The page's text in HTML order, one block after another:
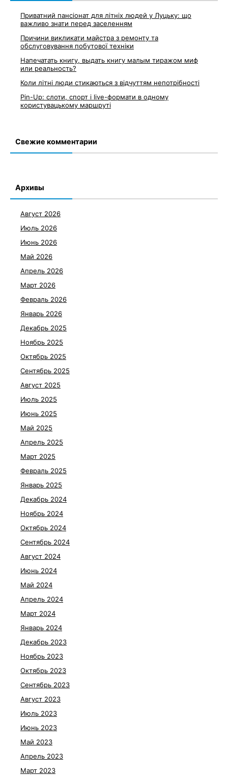
Приватний пансіонат для літніх людей у Луцьку: що
важливо знати перед заселенням
Причини викликати майстра з ремонту та
обслуговування побутової техніки
Напечатать книгу, выдать книгу малым тиражом миф
или реальность?
Коли літні люди стикаються з відчуттям непотрібності
Pin-Up: слоти, спорт і live-формати в одному
користувацькому маршруті
Свежие комментарии
Архивы
Август 2026
Июль 2026
Июнь 2026
Май 2026
Апрель 2026
Март 2026
Февраль 2026
Январь 2026
Декабрь 2025
Ноябрь 2025
Октябрь 2025
Сентябрь 2025
Август 2025
Июль 2025
Июнь 2025
Май 2025
Апрель 2025
Март 2025
Февраль 2025
Январь 2025
Декабрь 2024
Ноябрь 2024
Октябрь 2024
Сентябрь 2024
Август 2024
Июнь 2024
Май 2024
Апрель 2024
Март 2024
Январь 2024
Декабрь 2023
Ноябрь 2023
Октябрь 2023
Сентябрь 2023
Август 2023
Июль 2023
Июнь 2023
Май 2023
Апрель 2023
Март 2023